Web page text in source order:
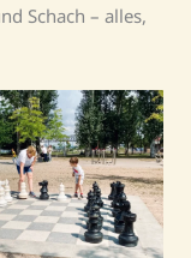
Schach – alles,